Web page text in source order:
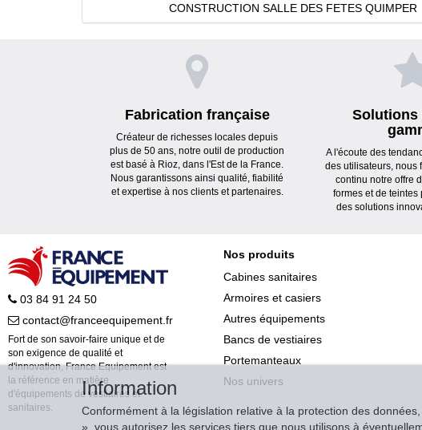
CONSTRUCTION SALLE DES FETES QUIMPER
Fabrication française
Créateur de richesses locales depuis
plus de 50 ans, notre outil de production
est basé à Rioz, dans l'Est de la France.
Nous garantissons ainsi qualité, fiabilité
et expertise à nos clients et partenaires.
Solutions
A l'écoute des
des utilisateurs, nous
continu notre offre
formes et de teintes
des solutions
03 84 91 24 50
contact@franceequipement.fr
Fort de son savoir-faire unique et de
son exigence de qualité et
d'innovation, France Equipement est
la référence en matière
d'équipements de vestiaires et
sanitaires.
Nos produits
Cabines sanitaires
Armoires et casiers
Autres équipements
Bancs de vestiaires
Portemanteaux
Nos univers
Information
Conformément à la législation relative à la protection des
», vous autorisez les services tiers que nous utilisons à